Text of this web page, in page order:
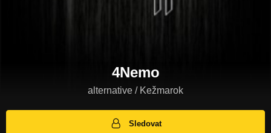
4Nemo
alternative / Kežmarok
Sledovat